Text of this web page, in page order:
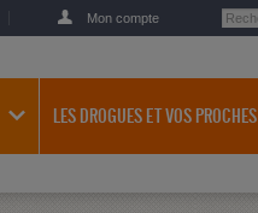
Mon compte
LES DROGUES ET VOS PROCHES